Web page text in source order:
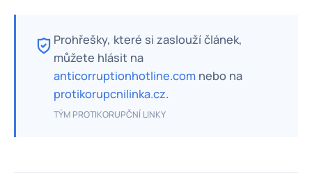
Prohřešky, které si zaslouží článek,
můžete hlásit na
anticorruptionhotline.com nebo na
protikorupcnilinka.cz.
TÝM PROTIKORUPČNÍ LINKY